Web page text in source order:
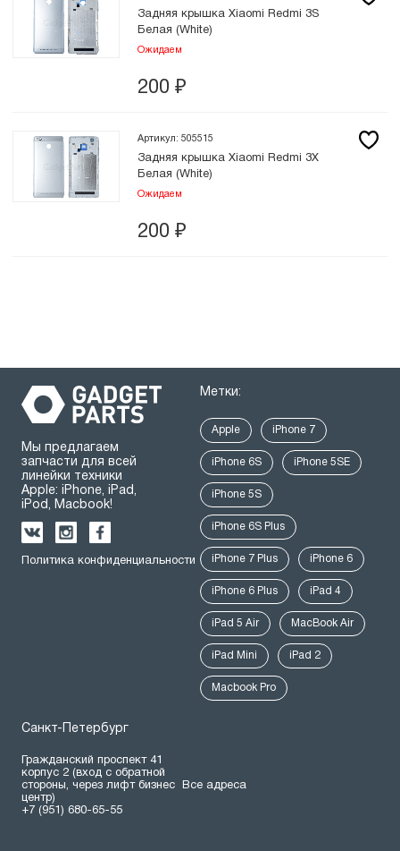
Задняя крышка Xiaomi Redmi 3S
Белая (White)
Ожидаем
200 ₽
Артикул: 505515
Задняя крышка Xiaomi Redmi 3X
Белая (White)
Ожидаем
200 ₽
Мы предлагаем
запчасти для всей
линейки техники
Apple: iPhone, iPad,
iPod, Macbook!
Политика конфиденциальности
Метки:
Apple iPhone 7
iPhone 6S iPhone 5SE
iPhone 5S
iPhone 6S Plus
iPhone 7 Plus iPhone 6
iPhone 6 Plus iPad 4
iPad 5 Air MacBook Air
iPad Mini iPad 2
Macbook Pro
Санкт-Петербург
Гражданский проспект 41
корпус 2 (вход с обратной
стороны, через лифт бизнес
центр)
+7 (951) 680-65-55
Все адреса